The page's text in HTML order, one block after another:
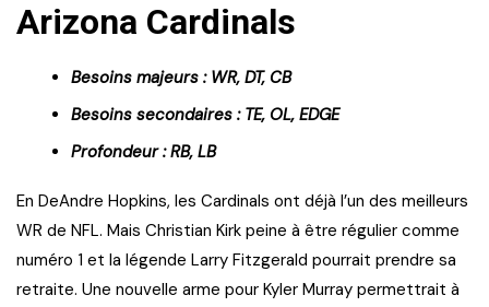
Arizona Cardinals
Besoins majeurs : WR, DT, CB
Besoins secondaires : TE, OL, EDGE
Profondeur : RB, LB
En DeAndre Hopkins, les Cardinals ont déjà l’un des meilleurs
WR de NFL. Mais Christian Kirk peine à être régulier comme
numéro 1 et la légende Larry Fitzgerald pourrait prendre sa
retraite. Une nouvelle arme pour Kyler Murray permettrait à